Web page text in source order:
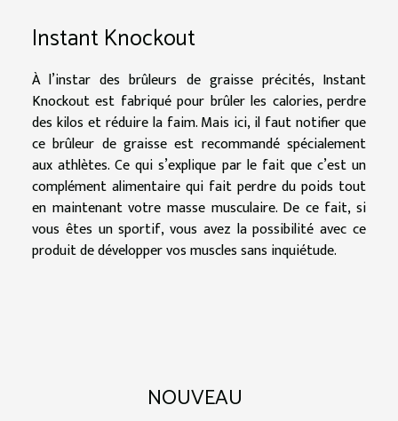
Instant Knockout
À l’instar des brûleurs de graisse précités, Instant
Knockout est fabriqué pour brûler les calories, perdre
des kilos et réduire la faim. Mais ici, il faut notifier que
ce brûleur de graisse est recommandé spécialement
aux athlètes. Ce qui s’explique par le fait que c’est un
complément alimentaire qui fait perdre du poids tout
en maintenant votre masse musculaire. De ce fait, si
vous êtes un sportif, vous avez la possibilité avec ce
produit de développer vos muscles sans inquiétude.
NOUVEAU